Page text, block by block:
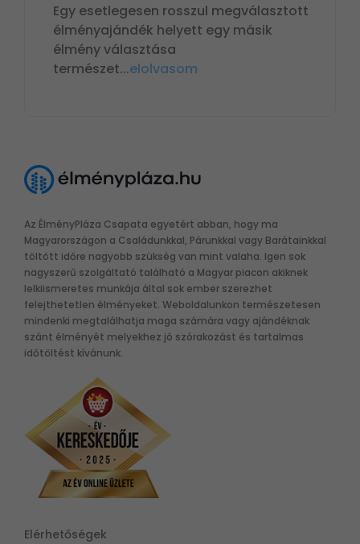
Egy esetlegesen rosszul megválasztott
élményajándék helyett egy másik
élmény választása
természet...elolvasom
Az ÉlményPláza Csapata egyetért abban, hogy ma
Magyarországon a Családunkkal, Párunkkal vagy Barátainkkal
töltött időre nagyobb szükség van mint valaha. Igen sok
nagyszerű szolgáltató található a Magyar piacon akiknek
lelkiismeretes munkája által sok ember szerezhet
felejthetetlen élményeket. Weboldalunkon természetesen
mindenki megtalálhatja maga számára vagy ajándéknak
szánt élményét melyekhez jó szórakozást és tartalmas
időtöltést kívánunk.
Elérhetőségek